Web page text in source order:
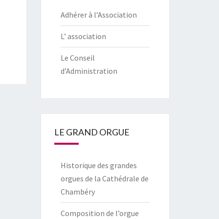
Adhérer à l’Association
L’ association
Le Conseil
d’Administration
LE GRAND ORGUE
Historique des grandes
orgues de la Cathédrale de
Chambéry
Composition de l’orgue